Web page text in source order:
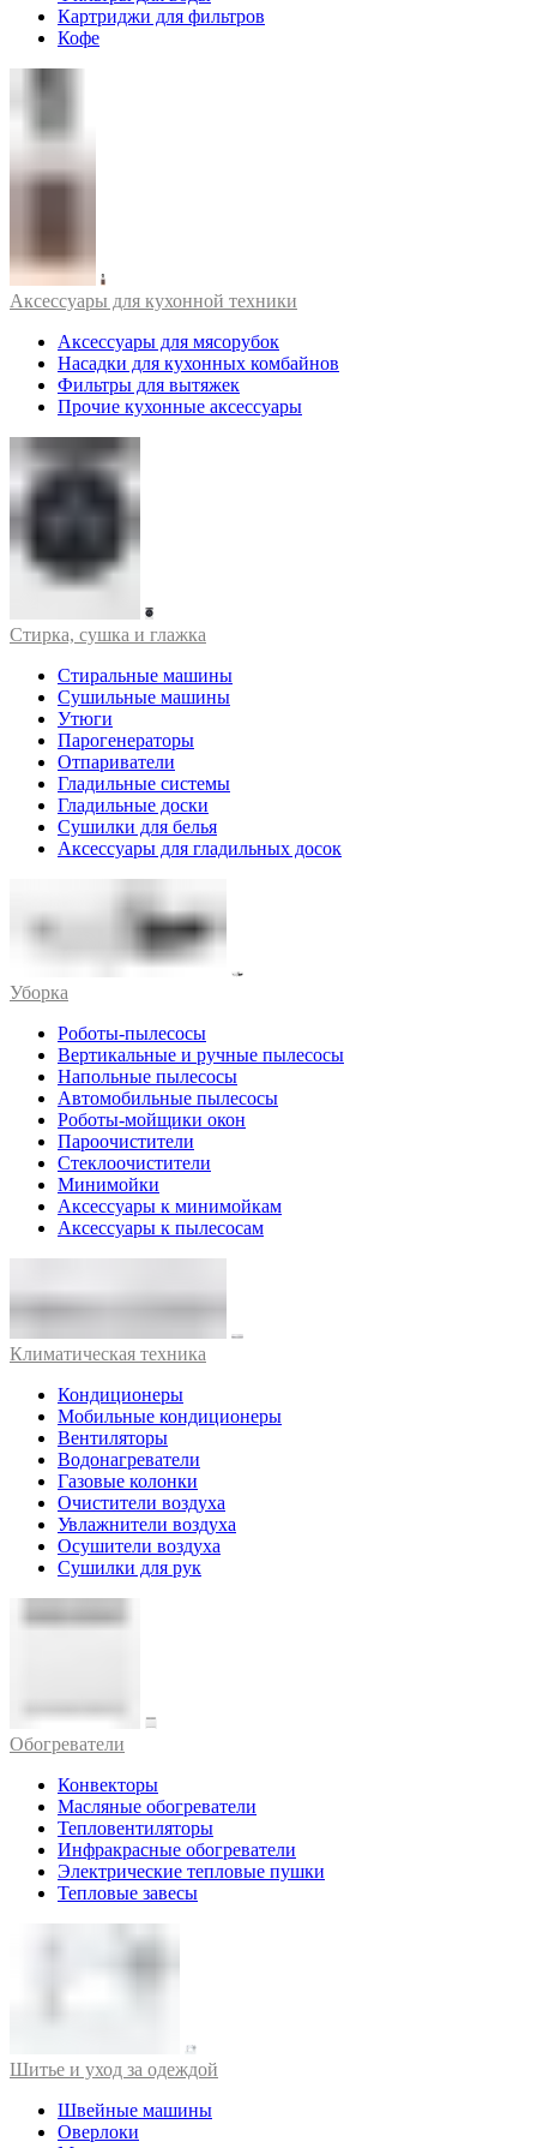
Картриджи для фильтров
Кофе
Аксессуары для кухонной техники
Аксессуары для мясорубок
Насадки для кухонных комбайнов
Фильтры для вытяжек
Прочие кухонные аксессуары
Стирка, сушка и глажка
Стиральные машины
Сушильные машины
Утюги
Парогенераторы
Отпариватели
Гладильные системы
Гладильные доски
Сушилки для белья
Аксессуары для гладильных досок
Уборка
Роботы-пылесосы
Вертикальные и ручные пылесосы
Напольные пылесосы
Автомобильные пылесосы
Роботы-мойщики окон
Пароочистители
Стеклоочистители
Минимойки
Аксессуары к минимойкам
Аксессуары к пылесосам
Климатическая техника
Кондиционеры
Мобильные кондиционеры
Вентиляторы
Водонагреватели
Газовые колонки
Очистители воздуха
Увлажнители воздуха
Осушители воздуха
Сушилки для рук
Обогреватели
Конвекторы
Масляные обогреватели
Тепловентиляторы
Инфракрасные обогреватели
Электрические тепловые пушки
Тепловые завесы
Шитье и уход за одеждой
Швейные машины
Оверлоки